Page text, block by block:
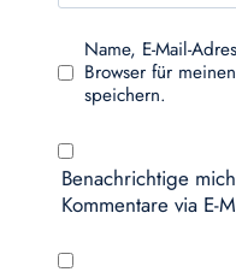
Name, E-Mail-
Browser für
speichern.
Benachrichtige
Kommentare via E-